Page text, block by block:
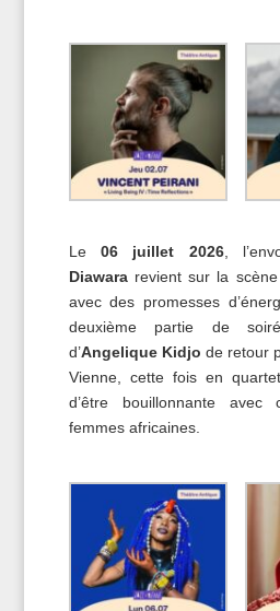
Le 06 juillet 2026,
Diawararevient sur la scène
avec des promesses
deuxième partie de
d’Angelique Kidjo de retour
Vienne, cette fois en
d’être bouillonnante
femmes africaines.